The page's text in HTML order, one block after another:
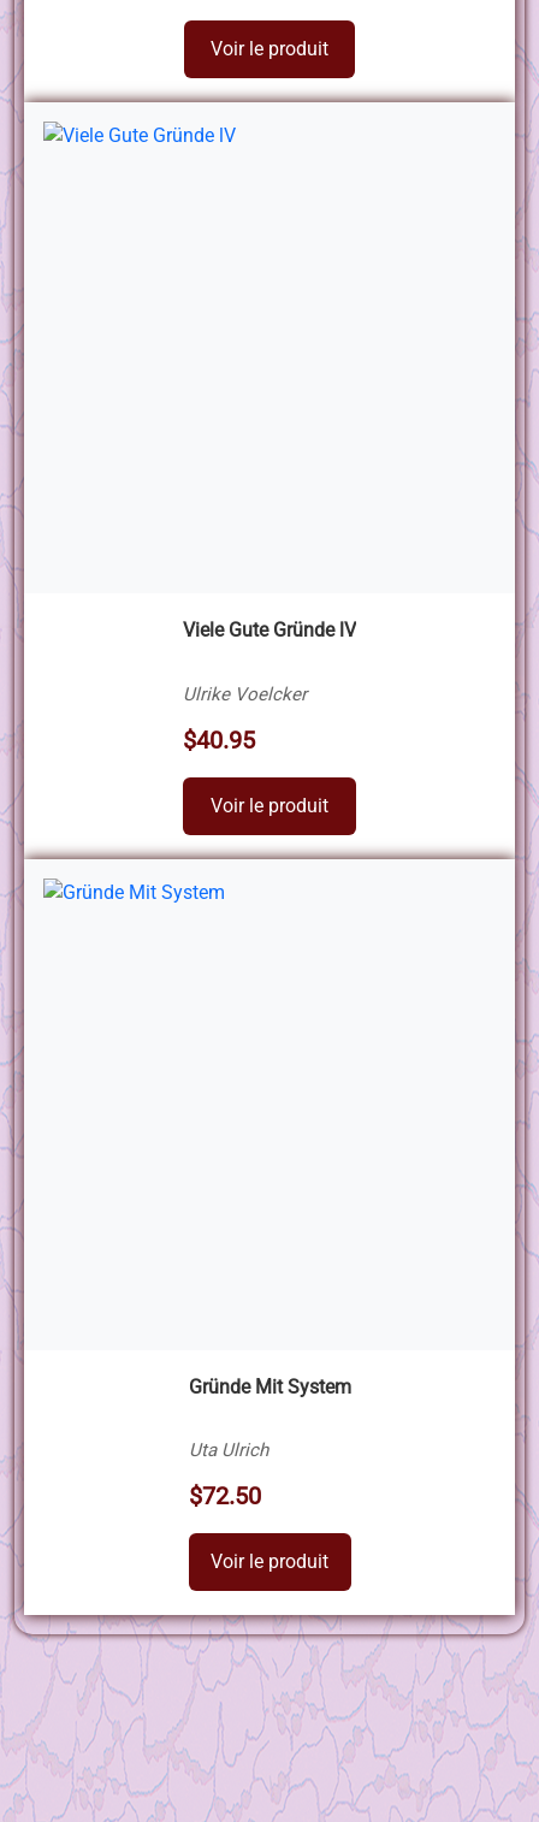
Voir le produit
Viele Gute Gründe lV
Ulrike Voelcker
$40.95
Voir le produit
Gründe Mit System
Uta Ulrich
$72.50
Voir le produit